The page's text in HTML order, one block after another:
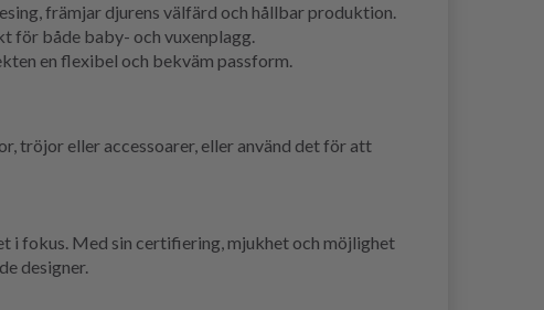
främjar djurens välfärd och hållbar produktion.
för både baby- och vuxenplagg.
en flexibel och bekväm passform.
tröjor eller accessoarer, eller använd det för att
i fokus. Med sin certifiering, mjukhet och möjlighet
designer.